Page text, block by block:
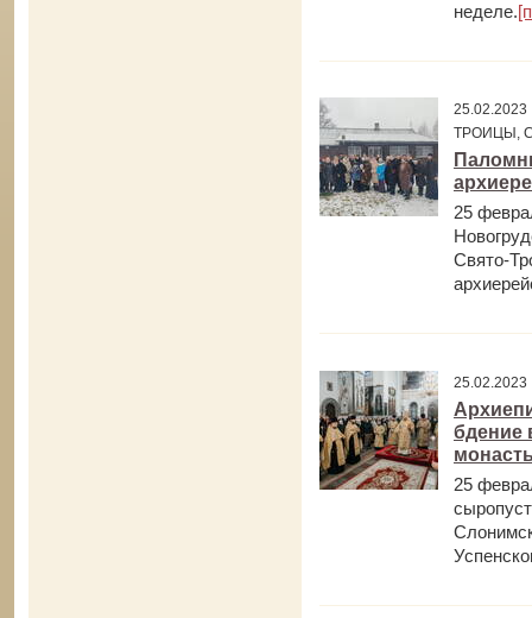
неделе.
ТРОИЦЫ,
25
Свято-
бдение
25